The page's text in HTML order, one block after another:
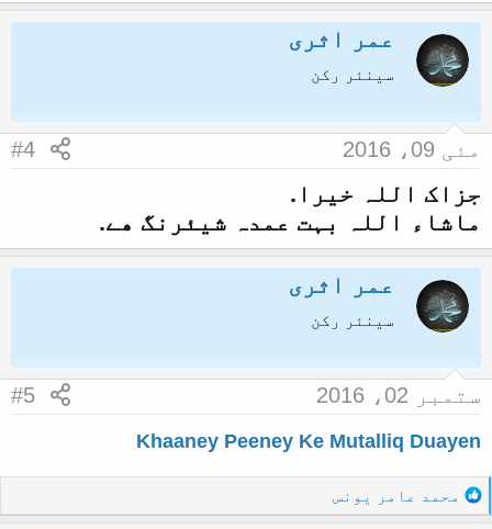
عمر اثری
سینئر رکن
مئی 09، 2016 #4
جزاک اللہ خیرا.
ماشاء اللہ بہت عمدہ شیئرنگ ھے.
عمر اثری
سینئر رکن
ستمبر 02، 2016 #5
Khaaney Peeney Ke Mutalliq Duayen
R
e
محمد عامر یونس